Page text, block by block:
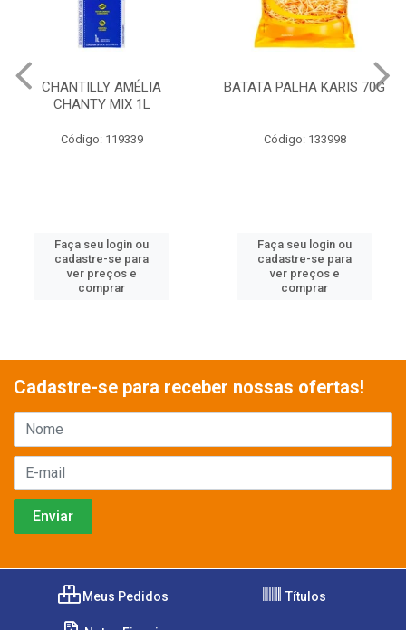
BATATA PALHA KARIS 70G
Código: 133998
Faça seu login ou
cadastre-se para
ver preços e
comprar
CEREAL MATINAL
Código: 136304
Faça seu login ou
cadastre-se para
ver preços e
comprar
Cadastre-se para receber nossas ofertas!
Meus Pedidos Títulos